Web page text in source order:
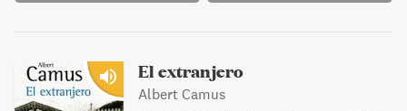
El extranjero
Albert Camus